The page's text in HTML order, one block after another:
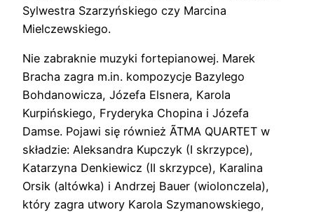
Sylwestra Szarzyńskiego czy Marcina
Mielczewskiego.
Nie zabraknie muzyki fortepianowej. Marek
Bracha zagra m.in. kompozycje Bazylego
Bohdanowicza, Józefa Elsnera, Karola
Kurpińskiego, Fryderyka Chopina i Józefa
Damse. Pojawi się również ÃTMA QUARTET w
składzie: Aleksandra Kupczyk (I skrzypce),
Katarzyna Denkiewicz (II skrzypce), Karalina
Orsik (altówka) i Andrzej Bauer (wiolonczela),
który zagra utwory Karola Szymanowskiego,